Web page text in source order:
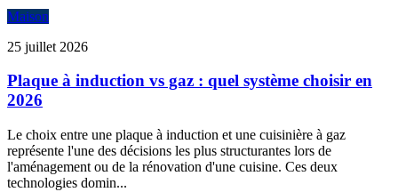
Maison
25 juillet 2026
Plaque à induction vs gaz : quel système choisir en
2026
Le choix entre une plaque à induction et une cuisinière à gaz
représente l'une des décisions les plus structurantes lors de
l'aménagement ou de la rénovation d'une cuisine. Ces deux
technologies domin...